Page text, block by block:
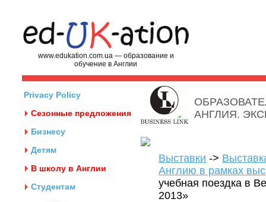
www.edukation.com.ua — образование и
обучение в Англии
Privacy Policy
Сезонные предложения
Бизнесу
Детям
В школу в Англии
Студентам
АНГЛИЯ.
Выставки ->
Англию в рамках
учебная поездка в
2013»